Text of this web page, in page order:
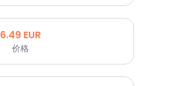
6.49 EUR
价格